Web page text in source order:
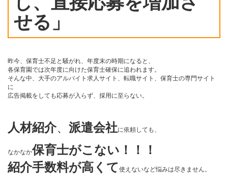
せる」
昨今、保育士不足と騒がれ、年度末の時期になると、
各保育園では次年度に向けた保育士確保に追われます。
そんな中、大手のアルバイト求人サイト、転職サイト、保育士の専門サイト
に
広告掲載をしても応募が入らず、採用に至らない。
人材紹介、 派遣会社に依頼しても、
なかなか保育士がこない！！！
紹介手数料が高くて 使えないなど悩みは尽きません。